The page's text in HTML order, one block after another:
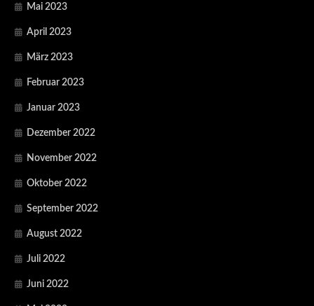
Mai 2023
April 2023
März 2023
Februar 2023
Januar 2023
Dezember 2022
November 2022
Oktober 2022
September 2022
August 2022
Juli 2022
Juni 2022